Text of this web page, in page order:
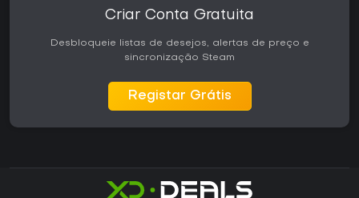
Criar Conta Gratuita
Desbloqueie listas de desejos, alertas de preço e
sincronização Steam
Registar Grátis